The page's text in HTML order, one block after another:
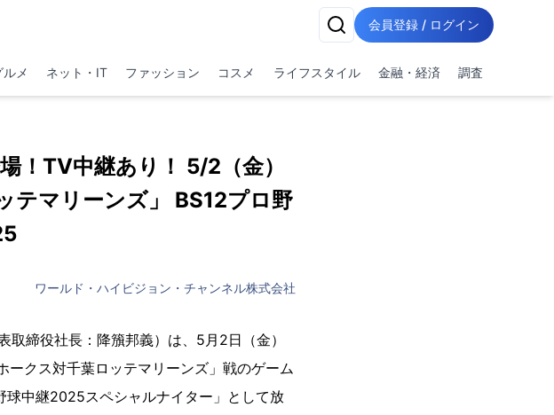
会員登録 / ログイン
ルメ ネット・IT ファッション コスメ ライフスタイル 金融・経済 調査
！TV中継あり！ 5/2（金）
テマリーンズ」 BS12プロ野
ワールド・ハイビジョン・チャンネル株式会社
締役社⻑：降籏邦義）は、5月2日（金）
クス対千葉ロッテマリーンズ」戦のゲーム
球中継2025スペシャルナイター」として放